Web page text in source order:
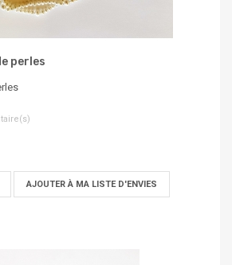
perles
AJOUTER À MA LISTE D'ENVIES